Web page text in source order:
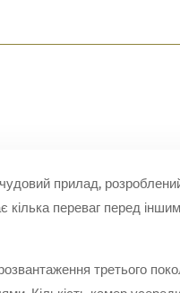
прилад,
кілька переваг перед
третього